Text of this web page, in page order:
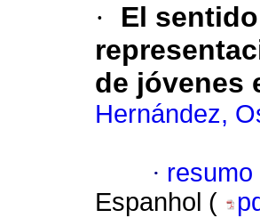
·
El
de jóvenes
Hernández,
·
Espanhol (